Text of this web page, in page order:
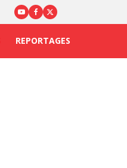
REPORTAGES